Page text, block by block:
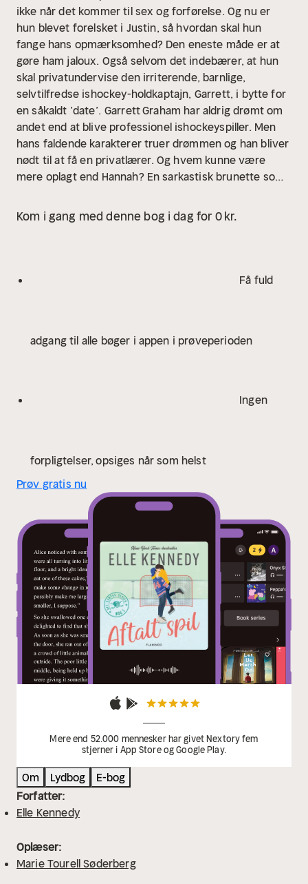
ikke når det kommer til sex og forførelse. Og nu er
hun blevet forelsket i Justin, så hvordan skal hun
fange hans opmærksomhed? Den eneste måde er at
gøre ham jaloux. Også selvom det indebærer, at hun
skal privatundervise den irriterende, barnlige,
selvtilfredse ishockey-holdkaptajn, Garrett, i bytte for
en såkaldt ’date’. Garrett Graham har aldrig drømt om
andet end at blive professionel ishockeyspiller. Men
hans faldende karakterer truer drømmen og han bliver
nødt til at få en privatlærer. Og hvem kunne være
mere oplagt end Hannah? En sarkastisk brunette som
samtidig har brug for ham. Men da et enkelt, uventet
kys fører til hed sex, går det hurtigt op for Garrett, at
hun i virkeligheden er forelsket i, er ham.
AFTALT
humor og atmosfære. Underfundig og romantisk og
Ontario og har en BA i Engelsk fra York University.
Kom i gang med denne bog i dag for 0 kr.
Få fuld
adgang til alle bøger i appen i prøveperioden
Ingen
forpligtelser, opsiges når som helst
Prøv gratis nu
Mere end 52.000 mennesker har givet Nextory fem
stjerner i App Store og Google Play.
Om Lydbog
E-bog
Forfatter:
Elle Kennedy
Oplæser:
Marie Tourell Søderberg